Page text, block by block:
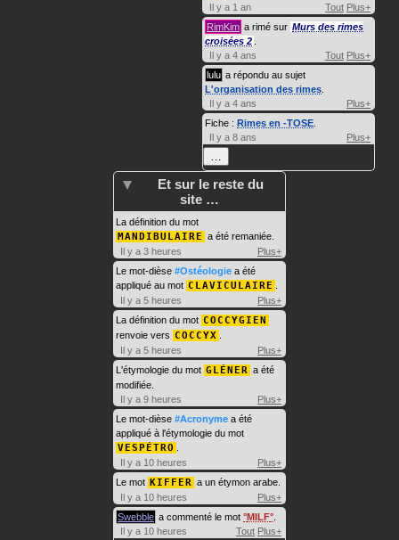
Il y a 1 an
Tout Plus+
RimKim a rimé sur Murs des rimes
croisées 2
Il y a 4 ans
Tout Plus+
lulu a répondu au sujet
L'organisation des rimes
Il y a 4 ans
Plus+
Fiche : Rimes en -TOSE
Il y a 8 ans
Plus+
…
Et sur le reste du
site …
La définition du mot
MANDIBULAIRE a été remaniée.
Il y a 3 heures
Plus+
Le mot-dièse #Ostéologie a été
appliqué au mot CLAVICULAIRE
Il y a 5 heures
Plus+
La définition du mot COCCYGIEN
renvoie vers COCCYX
Il y a 5 heures
Plus+
L'étymologie du mot GLÉNER a été
modifiée.
Il y a 9 heures
Plus+
Le mot-dièse #Acronyme a été
appliqué à l'étymologie du mot
VESPÉTRO
Il y a 10 heures
Plus+
Le mot KIFFER a un étymon arabe.
Il y a 10 heures
Plus+
Swebble a commenté le mot MILF
Il y a 10 heures
Tout Plus+